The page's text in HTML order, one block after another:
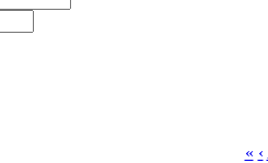
« ‹